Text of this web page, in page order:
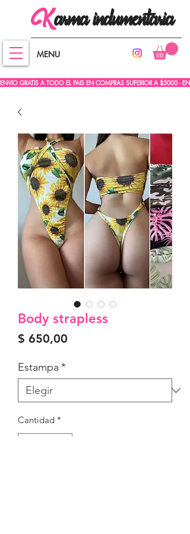
arma
K indumentaria
MENU
ENVIO GRATIS A TODO EL PAIS EN COMPRAS SUPERIOR A $5000 -
Body strapless
$ 650,00
Estampa *
Cantidad *